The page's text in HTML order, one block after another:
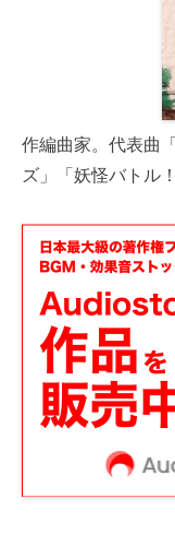
作編曲家。代表曲
ズ」「妖怪バトル